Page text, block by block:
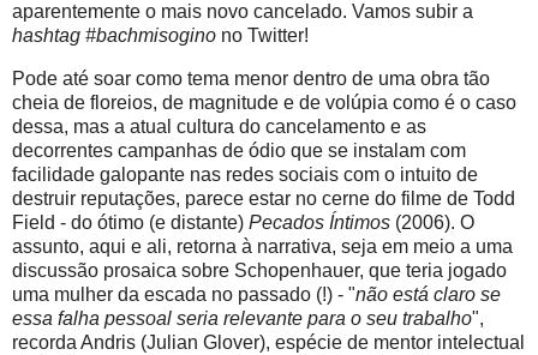
aparentemente o mais novo cancelado. Vamos subir a
hashtag #bachmisogino no Twitter!
Pode até soar como tema menor dentro de uma obra tão
cheia de floreios, de magnitude e de volúpia como é o caso
dessa, mas a atual cultura do cancelamento e as
decorrentes campanhas de ódio que se instalam com
facilidade galopante nas redes sociais com o intuito de
destruir reputações, parece estar no cerne do filme de Todd
Field - do ótimo (e distante) Pecados Íntimos (2006). O
assunto, aqui e ali, retorna à narrativa, seja em meio a uma
discussão prosaica sobre Schopenhauer, que teria jogado
uma mulher da escada no passado (!) - "não está claro se
essa falha pessoal seria relevante para o seu trabalho",
recorda Andris (Julian Glover), espécie de mentor intelectual